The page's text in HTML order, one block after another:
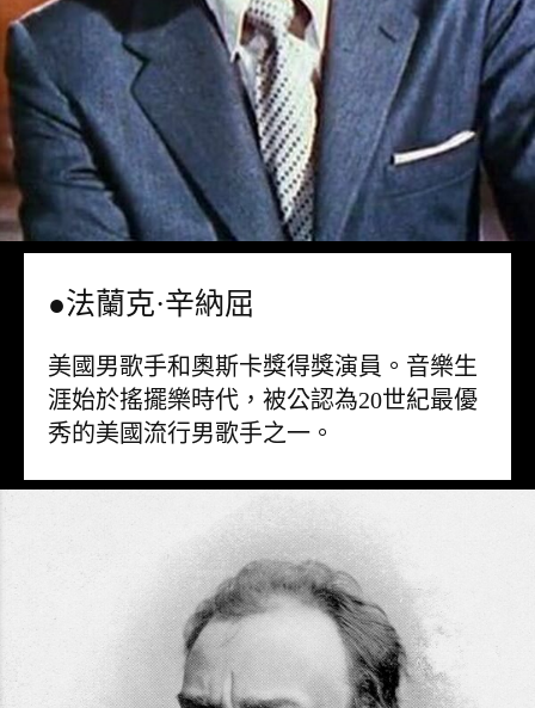
●法蘭克·辛納屈
美國男歌手和奧斯卡獎得獎演員。音樂生
涯始於搖擺樂時代，被公認為20世紀最優
秀的美國流行男歌手之一。